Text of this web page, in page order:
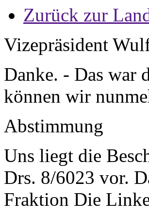
Zurück zur
Vizepräsident
Danke. - Das war
können wir
Abstimmung
Uns liegt die
Drs. 8/6023 vor.
Fraktion Die